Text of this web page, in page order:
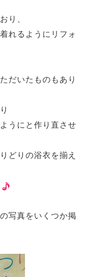
り、
れるようにリフォ
だいたものもあり
うにと作り直させ
どりの浴衣を揃え
写真をいくつか掲